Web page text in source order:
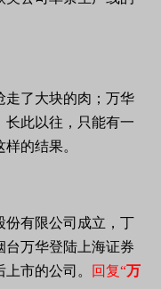
走了大块的肉；万华
长此以往，只能有一
的结果。
份有限公司成立，丁
台万华登陆上海证券
市的公司。
回复“万